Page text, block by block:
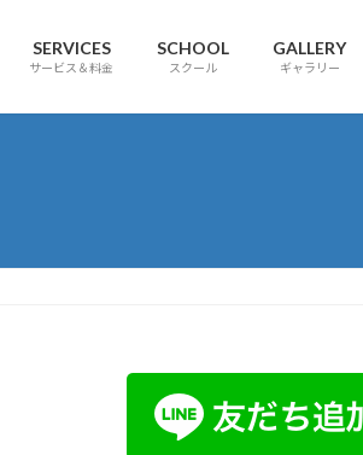
SERVICES
サービス＆料金
SCHOOL
スクール
GALLERY
ギャラリー